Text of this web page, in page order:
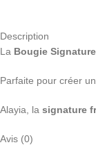
Description
La Bougie
Parfaite pour créer
Alayia, la signature
Avis (0)